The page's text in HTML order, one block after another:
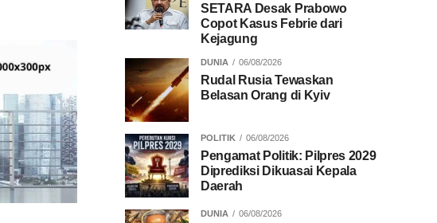
SETARA Desak Prabowo
Copot Kasus Febrie dari
Kejagung
DUNIA 06/08/2026
Rudal Rusia Tewaskan
Belasan Orang di Kyiv
POLITIK 06/08/2026
Pengamat Politik: Pilpres 2029
Diprediksi Dikuasai Kepala
Daerah
DUNIA 06/08/2026